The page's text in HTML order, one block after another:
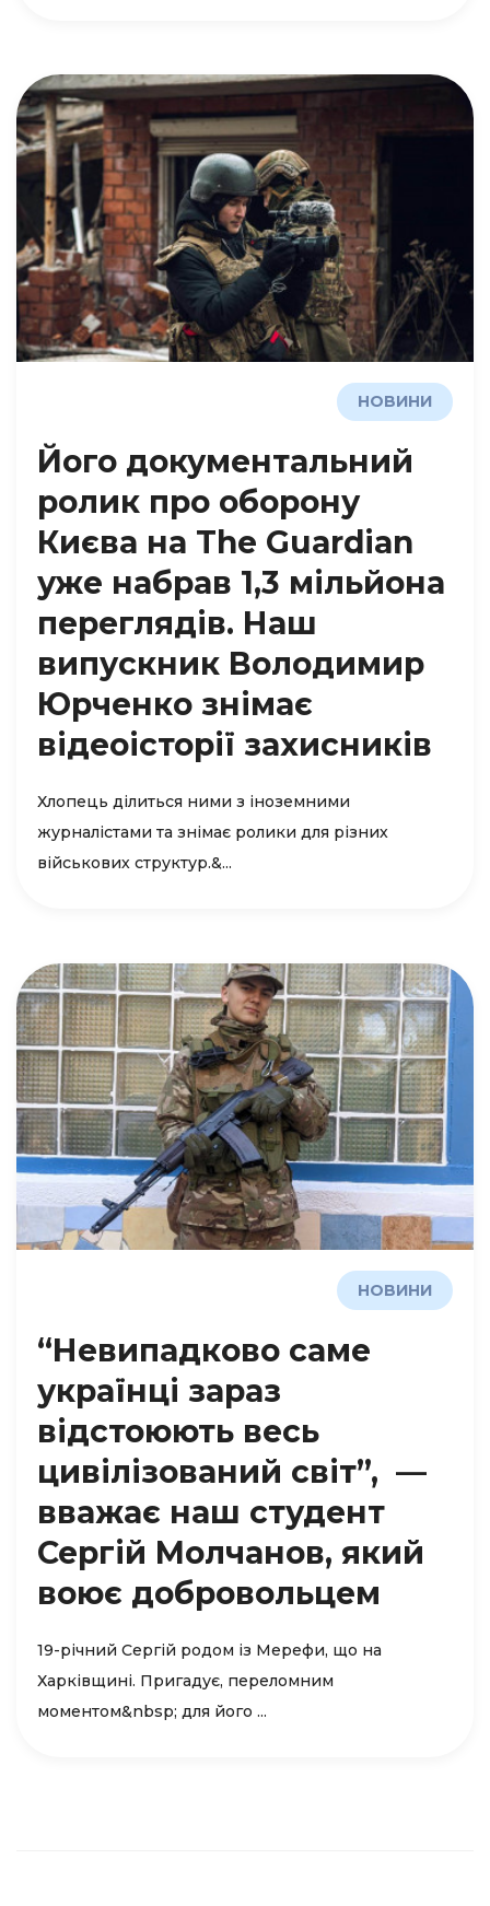
НОВИНИ
Його документальний
ролик про оборону
Києва на The Guardian
уже набрав 1,3 мільйона
переглядів. Наш
випускник Володимир
Юрченко знімає
відеоісторії захисників
Хлопець ділиться ними з іноземними
журналістами та знімає ролики для різних
військових структур.&...
НОВИНИ
“Невипадково саме
українці зараз
відстоюють весь
цивілізований світ”, —
вважає наш студент
Сергій Молчанов, який
воює добровольцем
19-річний Сергій родом із Мерефи, що на
Харківщині. Пригадує, переломним
моментом&nbsp; для його ...